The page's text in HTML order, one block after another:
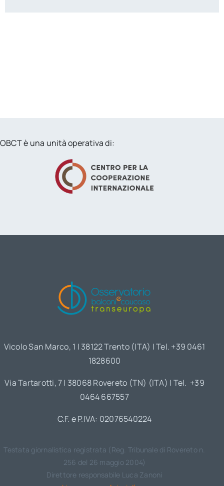
OBCT è una unità operativa di:
Vicolo San Marco, 1 | 38122 Trento (ITA) | Tel. +39 0461
1828600
Via Tartarotti, 7 | 38068 Rovereto (TN) (ITA) | Tel. +39
0464 667557
C.F. e P.IVA: 02076540224
Testata giornalistica registrata (Reg. Tribunale di Rovereto n.
256 del 26 maggio 2004)
Direttore responsabile Luca Zanoni